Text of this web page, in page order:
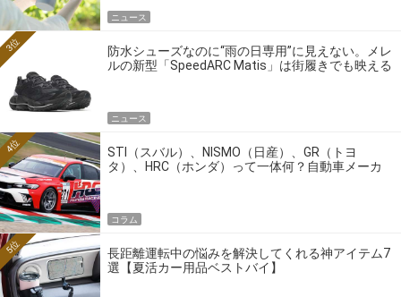
ニュース
防水シューズなのに“雨の日専用”に見えない。メレ
ルの新型「SpeedARC Matis」は街履きでも映える
3位
ニュース
STI（スバル）、NISMO（日産）、GR（トヨ
タ）、HRC（ホンダ）って一体何？自動車メーカ
4位
コラム
長距離運転中の悩みを解決してくれる神アイテム7
選【夏活カー用品ベストバイ】
5位